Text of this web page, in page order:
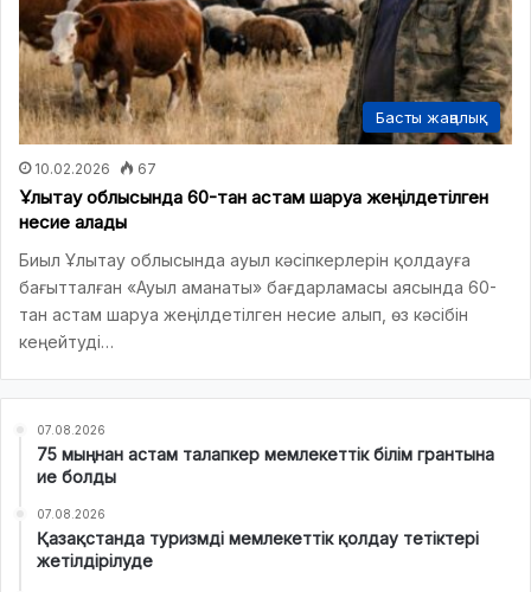
Басты жаңалық
10.02.2026 67
Ұлытау облысында 60-тан астам шаруа жеңілдетілген
несие алады
Биыл Ұлытау облысында ауыл кәсіпкерлерін қолдауға
бағытталған «Ауыл аманаты» бағдарламасы аясында 60-
тан астам шаруа жеңілдетілген несие алып, өз кәсібін
кеңейтуді…
07.08.2026
75 мыңнан астам талапкер мемлекеттік білім грантына
ие болды
07.08.2026
Қазақстанда туризмді мемлекеттік қолдау тетіктері
жетілдірілуде